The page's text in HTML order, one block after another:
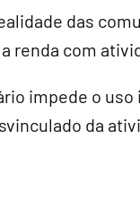
das
renda com
impede o
da